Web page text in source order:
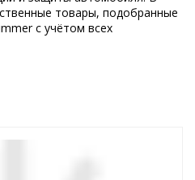
товары, подобранные
с учётом всех